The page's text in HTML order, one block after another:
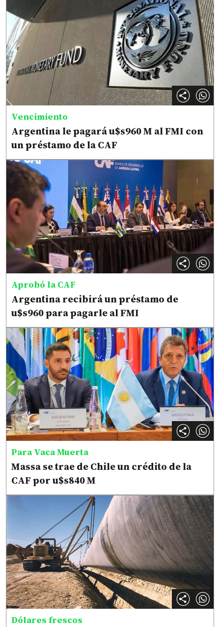
Vencimiento
Argentina le pagará u$s960 M al FMI con
un préstamo de la CAF
Aprobó la CAF
Argentina recibirá un préstamo de
u$s960 para pagarle al FMI
Para Vaca Muerta
Massa se trae de Chile un crédito de la
CAF por u$s840 M
Dólares frescos